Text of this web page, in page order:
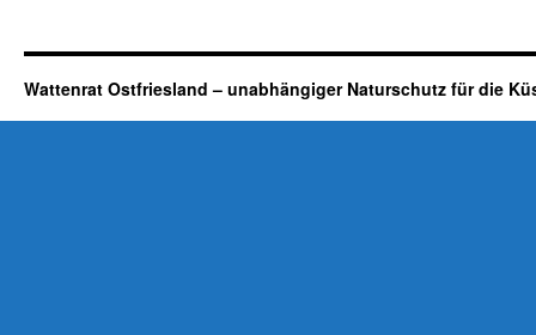
Wattenrat Ostfriesland – unabhängiger Naturschutz für die